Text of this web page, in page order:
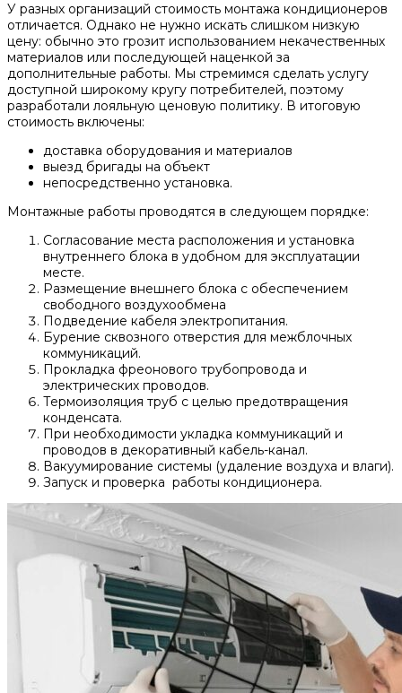
У разных организаций стоимость монтажа кондиционеров
отличается. Однако не нужно искать слишком низкую
цену: обычно это грозит использованием некачественных
материалов или последующей наценкой за
дополнительные работы. Мы стремимся сделать услугу
доступной широкому кругу потребителей, поэтому
разработали лояльную ценовую политику. В итоговую
стоимость включены:
доставка оборудования и материалов
выезд бригады на объект
непосредственно установка.
Монтажные работы проводятся в следующем порядке:
Согласование места расположения и установка
внутреннего блока в удобном для эксплуатации
месте.
Размещение внешнего блока с обеспечением
свободного воздухообмена
Подведение кабеля электропитания.
Бурение сквозного отверстия для межблочных
коммуникаций.
Прокладка фреонового трубопровода и
электрических проводов.
Термоизоляция труб с целью предотвращения
конденсата.
При необходимости укладка коммуникаций и
проводов в декоративный кабель-канал.
Вакуумирование системы (удаление воздуха и влаги).
Запуск и проверка работы кондиционера.